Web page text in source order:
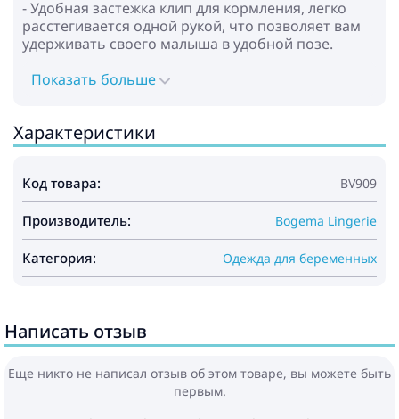
- Удобная застежка клип для кормления, легко
расстегивается одной рукой, что позволяет вам
удерживать своего малыша в удобной позе.
Показать больше
Характеристики
Код товара: BV909
Производитель: Bogema Lingerie
Категория: Одежда для беременных
Написать отзыв
Еще никто не написал отзыв об этом товаре, вы можете быть
первым.